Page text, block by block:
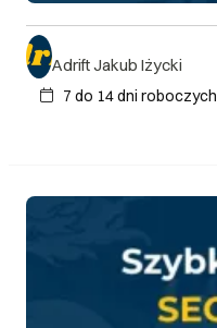
Adrift Jakub Iżycki
7 do 14 dni roboczych